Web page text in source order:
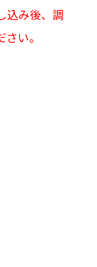
込み後、調
い。